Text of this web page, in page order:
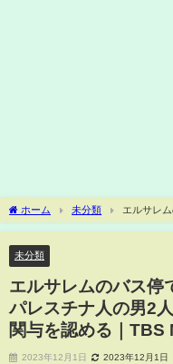
ホーム 未分類
エルサレ
人の男2人が発砲 ハマスは事件へ
未分類
エルサレムのバス
パレスチナ人の男2
関与を認める｜TBS
2023年12月1日 2023年12月1日